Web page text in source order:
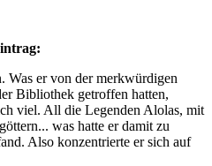
Was er von der merkwürdigen
Bibliothek getroffen hatten,
viel. All die Legenden Alolas, mit
was hatte er damit zu
Also konzentrierte er sich auf